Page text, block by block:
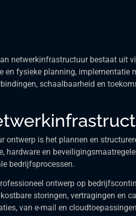
netwerkinfrastructuur bestaat uit
en fysieke planning, implementatie
schaalbaarheid en
ontwerp is het plannen en
hardware en
bedrijfsprocessen.
ontwerp op
storingen, vertragingen en
van e-mail en